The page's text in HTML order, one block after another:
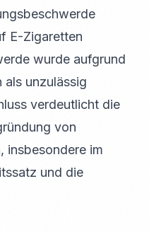
E-Zigaretten
wurde aufgrund
als unzulässig
verdeutlicht die
von
insbesondere im
und die